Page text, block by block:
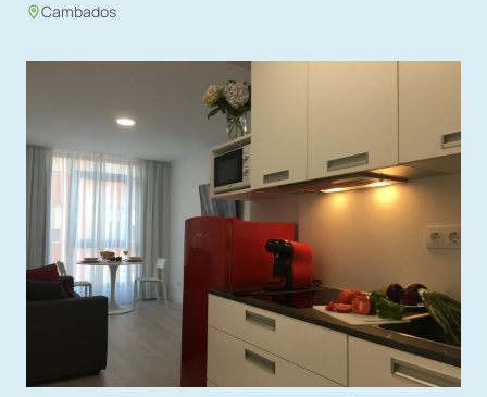
Cambados